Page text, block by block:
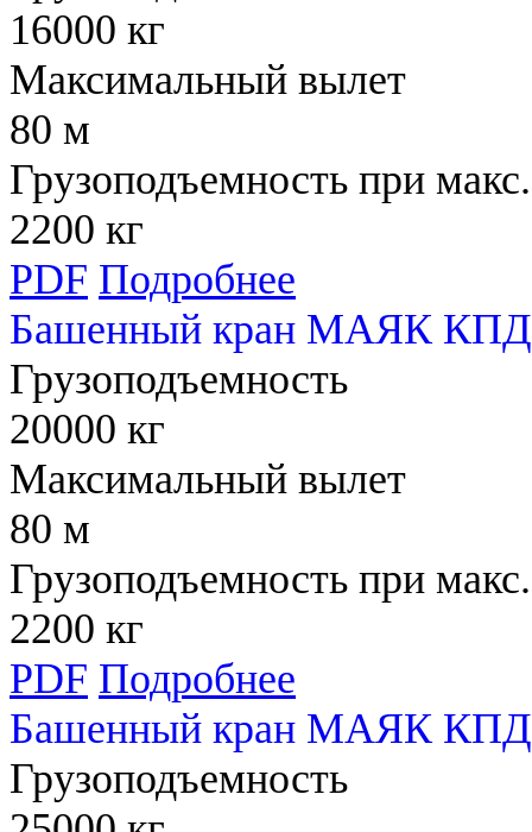
16000 кг
Максимальный вылет
80 м
Грузоподъемность при
2200 кг
PDF Подробнее
Башенный кран МАЯК КПД
Грузоподъемность
20000 кг
Максимальный вылет
80 м
Грузоподъемность при
2200 кг
PDF Подробнее
Башенный кран МАЯК КПД
Грузоподъемность